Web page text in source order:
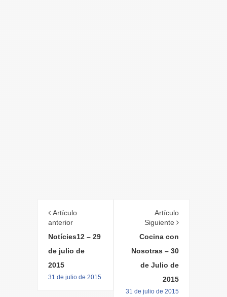
Artículo
anterior
Notícies12 – 29
de julio de
2015
31 de julio de 2015
Artículo
Siguiente
Cocina con
Nosotras – 30
de Julio de
2015
31 de julio de 2015